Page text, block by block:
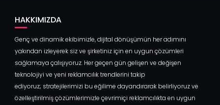
HAKKIMIZDA
Genç ve dinamik ekibimizle, dijital dönüşümün her adımını
yakından izleyerek siz ve şirketiniz için en uygun çözümleri
sağlamaya çalışıyoruz. Her geçen gün gelişen ve değişen
teknolojiyi ve yeni reklamcılık trendlerini takip
ediyoruz; stratejilerimizi bu eğilime dayandırarak belirliyoruz ve
özelleştirilmiş çözümlerimizle çevrimiçi reklamcılıkta en uygun